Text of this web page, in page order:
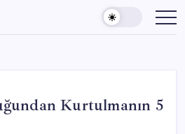
Kurtulmanın 5